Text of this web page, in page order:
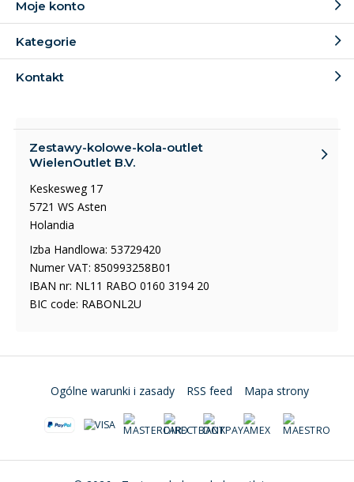
Moje konto
Kategorie
Kontakt
Zestawy-kolowe-kola-outlet
WielenOutlet B.V.
Keskesweg 17
5721 WS Asten
Holandia
Izba Handlowa: 53729420
Numer VAT: 850993258B01
IBAN nr: NL11 RABO 0160 3194 20
BIC code: RABONL2U
Ogólne warunki i zasady RSS feed Mapa strony